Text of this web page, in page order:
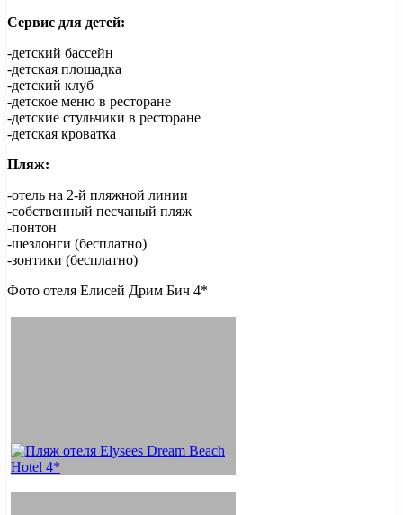
Сервис для детей:
-детский бассейн
-детская площадка
-детский клуб
-детское меню в ресторане
-детские стульчики в ресторане
-детская кроватка
Пляж:
-отель на 2-й пляжной линии
-собственный песчаный пляж
-понтон
-шезлонги (бесплатно)
-зонтики (бесплатно)
Фото отеля Елисей Дрим Бич 4*